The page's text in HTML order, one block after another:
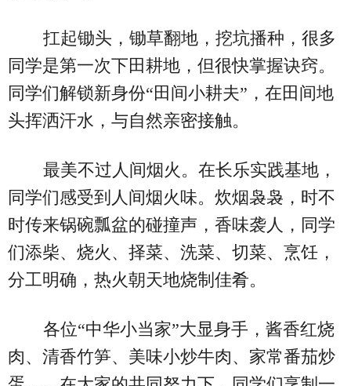
扛起锄头，锄草翻地，挖坑播种，很多
同学是第一次下田耕地，但很快掌握诀窍。
同学们解锁新身份“田间小耕夫”，在田间地
头挥洒汗水，与自然亲密接触。
最美不过人间烟火。在长乐实践基地，
同学们感受到人间烟火味。炊烟袅袅，时不
时传来锅碗瓢盆的碰撞声，香味袭人，同学
们添柴、烧火、择菜、洗菜、切菜、烹饪，
分工明确，热火朝天地烧制佳肴。
各位“中华小当家”大显身手，酱香红烧
肉、清香竹笋、美味小炒牛肉、家常番茄炒